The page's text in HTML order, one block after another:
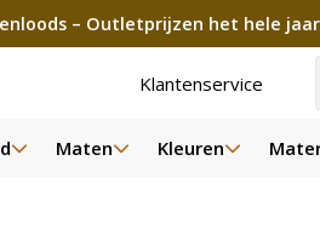
– Outletprijzen het hele jaar
Klantenservice
Maten Kleuren